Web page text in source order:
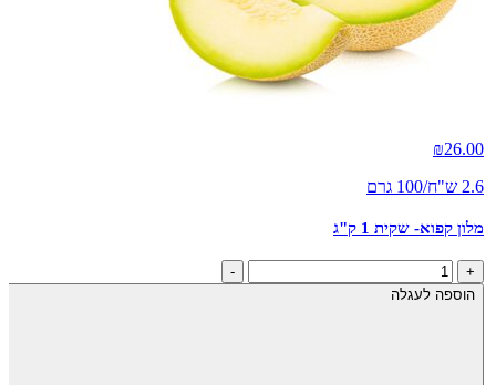
₪26.00
2.6 ש"ח/100 גרם
מלון קפוא- שקית 1 ק"ג
+
כמות
של
-
הוספה לעגלה